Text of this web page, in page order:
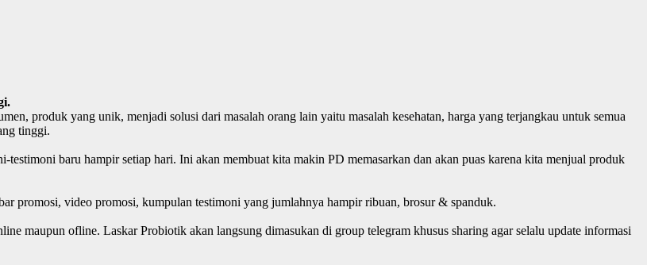
produk yang unik, menjadi solusi dari masalah orang lain yaitu masalah kesehatan, harga yang terjangkau untuk semua
tinggi.
baru hampir setiap hari. Ini akan membuat kita makin PD memasarkan dan akan puas karena kita menjual produk
promosi, video promosi, kumpulan testimoni yang jumlahnya hampir ribuan, brosur & spanduk.
maupun ofline. Laskar Probiotik akan langsung dimasukan di group telegram khusus sharing agar selalu update informasi